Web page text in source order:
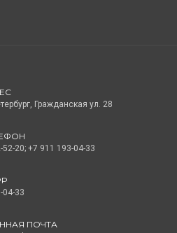
Гражданская ул. 28
52-20; +7 911 193-04-33
04-33
ПОЧТА